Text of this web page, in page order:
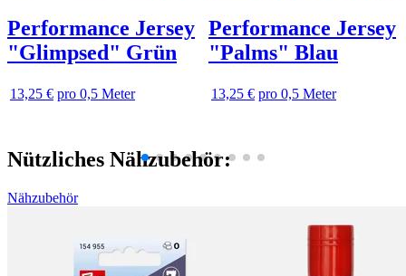
Performance Jersey
"Glimpsed" Grün
13,25 € pro 0,5 Meter
Performance Jersey
"Palms" Blau
13,25 € pro 0,5 Meter
Nützliches Nähzubehör:
Nähzubehör